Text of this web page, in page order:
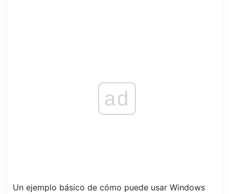
ad
Un ejemplo básico de cómo puede usar Windows